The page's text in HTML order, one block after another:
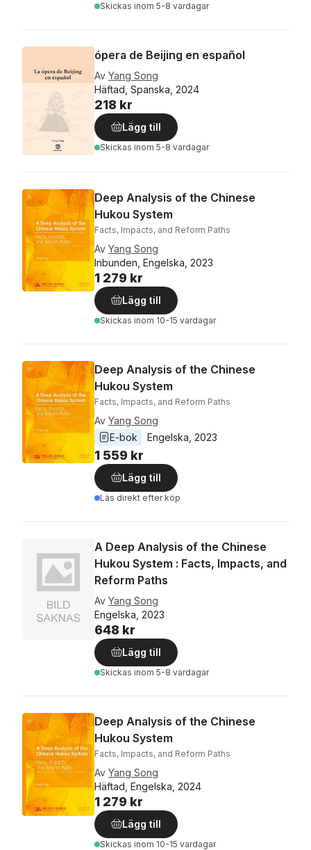
Skickas inom 5-8 vardagar
ópera de Beijing en español
Av Yang Song
Häftad, Spanska, 2024
218 kr
Lägg till
Skickas inom 5-8 vardagar
Deep Analysis of the Chinese
Hukou System
Facts, Impacts, and Reform Paths
Av Yang Song
Inbunden, Engelska, 2023
1 279 kr
Lägg till
Skickas inom 10-15 vardagar
Deep Analysis of the Chinese
Hukou System
Facts, Impacts, and Reform Paths
Av Yang Song
E-bok
Engelska 2023
1 559 kr
Lägg till
Läs direkt efter köp
A Deep Analysis of the Chinese
Hukou System : Facts, Impacts, and
Reform Paths
Av Yang Song
Engelska, 2023
648 kr
Lägg till
Skickas inom 5-8 vardagar
Deep Analysis of the Chinese
Hukou System
Facts, Impacts, and Reform Paths
Av Yang Song
Häftad, Engelska, 2024
1 279 kr
Lägg till
Skickas inom 10-15 vardagar